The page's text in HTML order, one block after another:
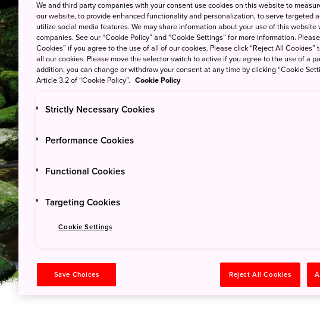
오시는 길
야쿠시마(섬) 국립공원
We and third party companies with your consent use cookies on this website to
our website, to provide enhanced functionality and personalization, to serve targeted
utilize social media features. We may share information about your use of this website
companies. See our “Cookie Policy” and “Cookie Settings” for more information.
Cookies” if you agree to the use of all of our cookies. Please click “Reject All Cookies”
all our cookies. Please move the selector switch to active if you agree to the use of a
addition, you can change or withdraw your consent at any time by clicking “Cookie
Article 3.2 of “Cookie Policy”. Cookie Policy
Strictly Necessary Cookies
Performance Cookies
Functional Cookies
Targeting Cookies
Cookie Settings
Save Choices Reject All Cookies